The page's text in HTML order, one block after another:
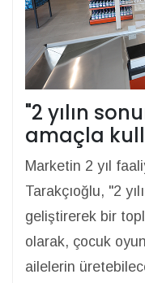
"2 yılın
amaçla
Marketin 2 yıl
Tarakçıoğlu, "2
geliştirerek bir
olarak, çocuk
ailelerin